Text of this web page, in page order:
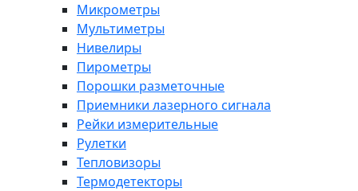
Микрометры
Мультиметры
Нивелиры
Пирометры
Порошки разметочные
Приемники лазерного сигнала
Рейки измерительные
Рулетки
Тепловизоры
Термодетекторы